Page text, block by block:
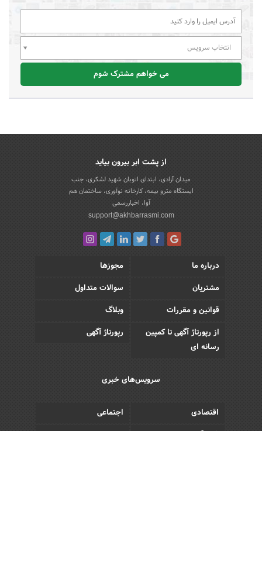
انتخاب سرویس
می خواهم مشترک شوم
از پشت ابر بیرون بیاید
میدان آزادی، ابتدای اتوبان شهید لشکری، جنب
ایستگاه مترو بیمه، کارخانه نوآوری، ساختمان هم
آوا، اخباررسمی
support@akhbarrasmi.com
درباره ما
مجوزها
مشتریان
سوالات متداول
قوانین و مقررات
وبلاگ
از رپورتاژ آگهی تا کمپین
رسانه ای
رپورتاژ آگهی
سرویس‌های خبری
اقتصادی
اجتماعی
فرهنگی
ورزش